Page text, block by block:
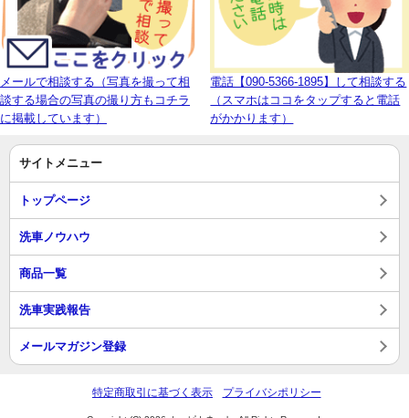
メールで相談する（写真を撮って相
談する場合の写真の撮り方もコチラ
に掲載しています）
電話【090-5366-1895】して相談する
（スマホはココをタップすると電話
がかかります）
サイトメニュー
トップページ
洗車ノウハウ
商品一覧
洗車実践報告
メールマガジン登録
特定商取引に基づく表示 プライバシポリシー